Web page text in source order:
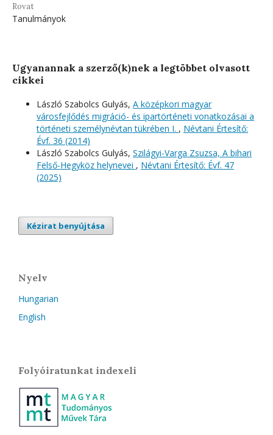
Rovat
Tanulmányok
Ugyanannak a szerző(k)nek a legtöbbet olvasott
cikkei
László Szabolcs Gulyás, A középkori magyar
városfejlődés migráció- és ipartörténeti vonatkozásai a
történeti személynévtan tükrében I. , Névtani Értesítő:
Évf. 36 (2014)
László Szabolcs Gulyás, Szilágyi-Varga Zsuzsa, A bihari
Felső-Hegyköz helynevei , Névtani Értesítő: Évf. 47
(2025)
Kézirat benyújtása
Nyelv
Hungarian
English
Folyóiratunkat indexeli